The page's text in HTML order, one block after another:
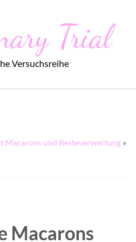
Trial
Versuchsreihe
Macarons und Resteverwertung »
Macarons